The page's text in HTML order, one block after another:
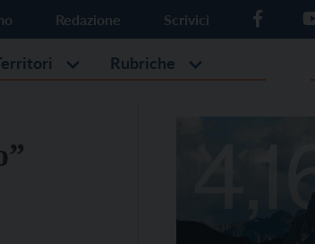
Redazione Scrivici
Rubriche